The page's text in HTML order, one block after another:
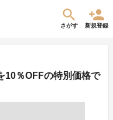
さがす 新規登録
10％OFFの特別価格で